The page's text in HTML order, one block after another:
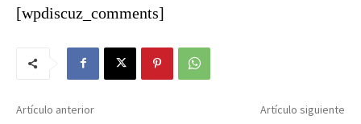
[wpdiscuz_comments]
Artículo anterior Artículo siguiente